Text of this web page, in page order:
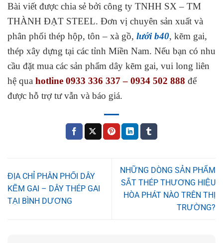
Bài viết được chia sẻ bởi công ty TNHH SX – TM
THÀNH ĐẠT STEEL. Đơn vị chuyên sản xuất và
phân phối thép hộp, tôn – xà gồ, lưới b40, kẽm gai,
thép xây dựng tại các tỉnh Miền Nam. Nếu bạn có nhu
cầu đặt mua các sản phẩm dây kẽm gai, vui long liên
hệ qua hotline 0933 336 337 – 0934 502 888 để
được hỗ trợ tư vẫn và báo giá.
ĐỊA CHỈ PHÂN PHỐI DÂY
KẼM GAI – DÂY THÉP GAI
TẠI BÌNH DƯƠNG
NHỮNG DÒNG SẢN PHẨM
SẮT THÉP THƯƠNG HIỆU
HÒA PHÁT NÀO TRÊN THỊ
TRƯỜNG?